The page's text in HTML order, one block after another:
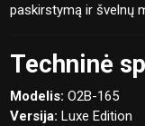
paskirstymą ir švelnų
Techninė
Modelis: O2B-165
Versija: Luxe Edition